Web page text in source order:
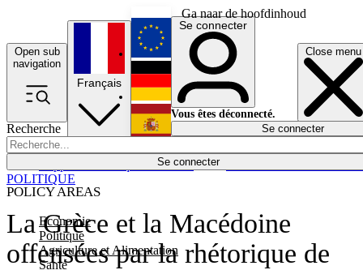
Ga naar de hoofdinhoud
Open sub
navigation
Close menu
Recherche
Se connecter
POLICY AREAS
Economie
Politique
Agriculture et Alimentation
Santé
Économie
Français
English
Deutsch
Español
Se connecter
Vous êtes déconnecté.
Se connecter
La Grèce et la Macédoine
offensées par la rhétorique de
POLITIQUE